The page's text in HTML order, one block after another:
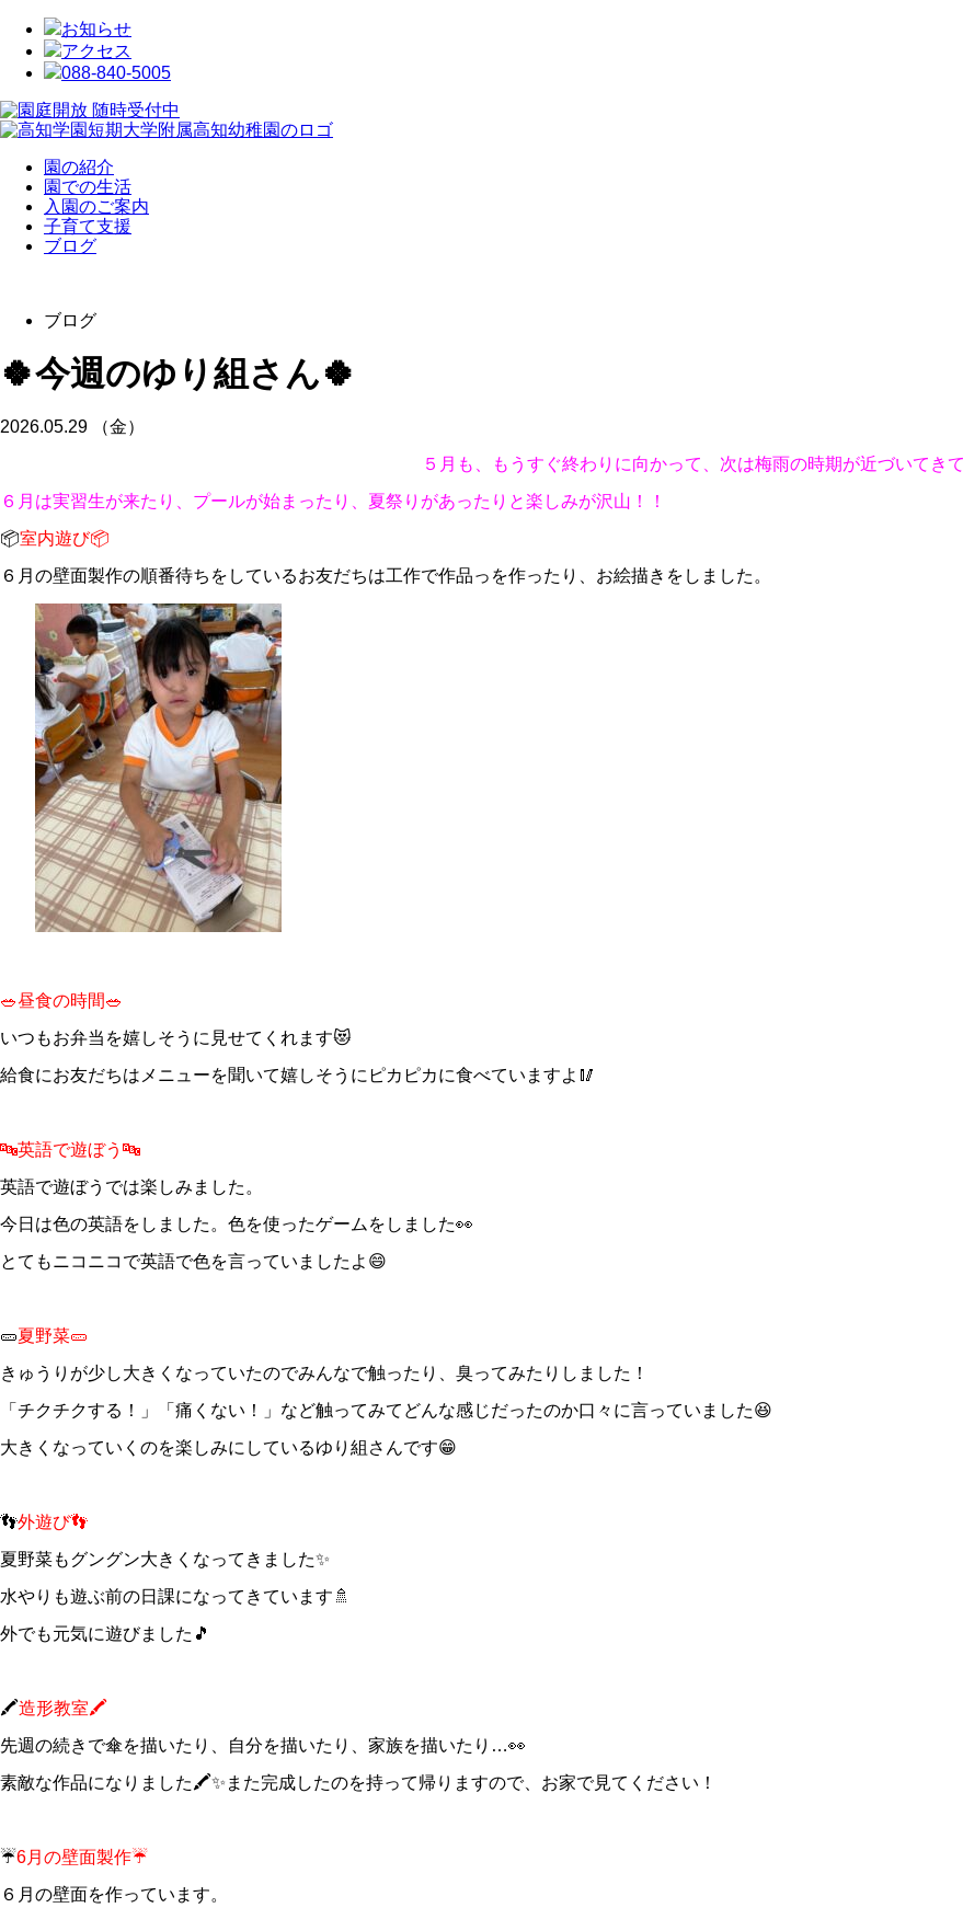
お知らせ
アクセス
088-840-5005
園の紹介
園での生活
入園のご案内
子育て支援
ブログ
ブログ
🍀今週のゆり組さん🍀
2026.05.29 （金）
５月も、もうすぐ終わりに向かって、次は梅雨の時期が近づいてき
６月は実習生が来たり、プールが始まったり、夏祭りがあったりと楽しみが沢山！！
📦室内遊び📦
６月の壁面製作の順番待ちをしているお友だちは工作で作品っを作ったり、お絵描きをしました。
🥗昼食の時間🥗
いつもお弁当を嬉しそうに見せてくれます😻
給食にお友だちはメニューを聞いて嬉しそうにピカピカに食べていますよ🥢
🔤英語で遊ぼう🔤
英語で遊ぼうでは楽しみました。
今日は色の英語をしました。色を使ったゲームをしました👀
とてもニコニコで英語で色を言っていましたよ😄
🥒夏野菜🥒
きゅうりが少し大きくなっていたのでみんなで触ったり、臭ってみたりしました！
「チクチクする！」「痛くない！」など触ってみてどんな感じだったのか口々に言っていました😆
大きくなっていくのを楽しみにしているゆり組さんです😁
👣外遊び👣
夏野菜もグングン大きくなってきました✨
水やりも遊ぶ前の日課になってきています🚿
外でも元気に遊びました🎵
🖍️造形教室🖍️
先週の続きで傘を描いたり、自分を描いたり、家族を描いたり…👀
素敵な作品になりました🖍️✨また完成したのを持って帰りますので、お家で見てください！
☔️6月の壁面製作☔️
６月の壁面を作っています。